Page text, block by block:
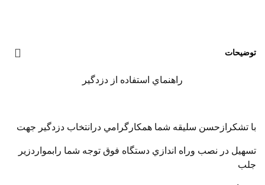
توضیحات
راهنماي استفاده از دزدگير
با تشكرازحسن سليقه شما همكارگرامي درانتخاب دزدگير جهت
تسهيل در نصب وراه اندازي دستگاه فوق توجه شما رابمواردزير
جلب